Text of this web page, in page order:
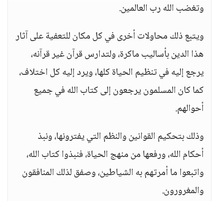
وتغضب الله رب العالمين.
ويتبع ذلك محاولات أخرى في كل مكان للتعفية على آثار
هذا الدين بأساليب ماكرة، ولتدارس قرآن غير قرآنه،
يرجع إليه في تنظيم الحياة كلها، ويرد إليه كل اختلاف،
كما كان المسلمون يرجعون إلى كتاب الله في جميع
أحوالهم.
وذلك بتحكيم القوانين والنظم التي يفترونها، ونبذ
أحكام الله، ورفعها من منهج الحياة، فنبذوا كتاب الله،
واتبعوا ما أمرتهم به الشياطين، وصفق لذلك المنافقون
والمغرورون.